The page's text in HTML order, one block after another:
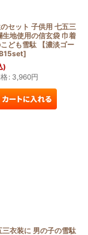
セット 子供用 七五三
生地使用の信玄袋 巾着
ども雪駄 【濃淡ゴー
]
)
: 3,960円
三衣装に 男の子の雪駄